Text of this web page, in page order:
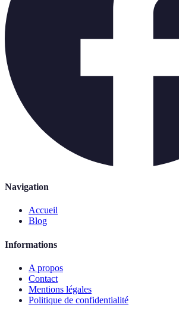
Navigation
Accueil
Blog
Informations
A propos
Contact
Mentions légales
Politique de confidentialité